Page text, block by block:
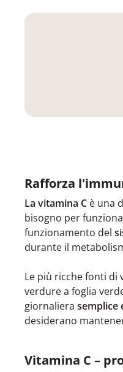
Rafforza
La vitamina C è una
bisogno per
funzionamento del
durante il
Le più ricche fonti di
verdure a foglia
giornaliera semplice
desiderano
Vitamina C –